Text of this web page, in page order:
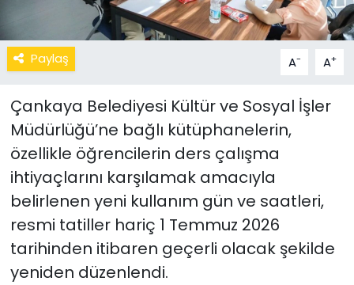
Paylaş A- A+
Çankaya Belediyesi Kültür ve Sosyal İşler
Müdürlüğü’ne bağlı kütüphanelerin,
özellikle öğrencilerin ders çalışma
ihtiyaçlarını karşılamak amacıyla
belirlenen yeni kullanım gün ve saatleri,
resmi tatiller hariç 1 Temmuz 2026
tarihinden itibaren geçerli olacak şekilde
yeniden düzenlendi.